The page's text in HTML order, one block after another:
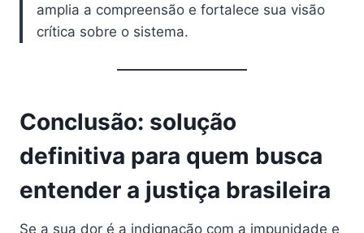
amplia a compreensão e fortalece sua visão
crítica sobre o sistema.
Conclusão: solução
definitiva para quem busca
entender a justiça brasileira
Se a sua dor é a indignação com a impunidade e